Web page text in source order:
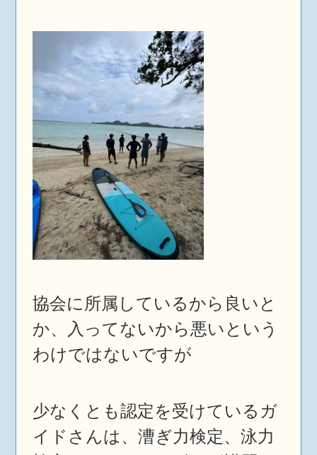
協会に所属しているから良いと
か、入ってないから悪いという
わけではないですが
少なくとも認定を受けているガ
イドさんは、漕ぎ力検定、泳力